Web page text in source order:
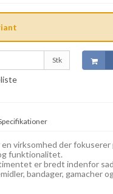
Stk
en virksomhed der
funktionalitet.
er bredt indenfor
bandager, gamacher